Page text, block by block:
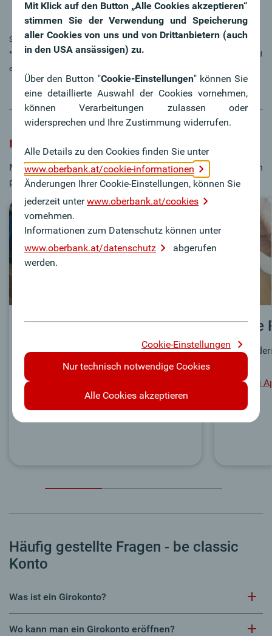
Stand: 01.01.2026
* Die Ausgabe der Oberbank Mastercard Kreditkarte ist bonitätsabhängig und
erfolgt unter Einhaltung der jeweiligen Ausgaberichtlinien.
mobile payments
Mit unseren mobile payments zahlen Sie einfach & bequem
per Smartphone bzw. Smartwatch.
Google Pay™
Die moderne Art des Bezahlens -
schnell, sicher & unkompliziert.
Apple
Die
Mehr zu
Häufig gestellte Fragen - be classic
Konto
Was ist ein Girokonto?
Wo kann man ein Girokonto eröffnen?
Mit Klick auf den Button „Alle Cookies akzeptieren“
stimmen Sie der Verwendung und Speicherung
aller Cookies von uns und von Drittanbietern (auch
in den USA ansässigen) zu.
Über den Button "Cookie-Einstellungen" können Sie
eine detaillierte Auswahl der Cookies vornehmen,
können Verarbeitungen zulassen oder
widersprechen und Ihre Zustimmung widerrufen.
Alle Details zu den Cookies finden Sie unter
www.oberbank.at/cookie-informationen
Änderungen Ihrer Cookie-Einstellungen, können Sie
jederzeit unterwww.oberbank.at/cookies
vornehmen.
Informationen zum Datenschutz können unter
www.oberbank.at/datenschutz
abgerufen
werden.
Cookie-Einstellungen
Nur technisch notwendige Cookies
Alle Cookies akzeptieren